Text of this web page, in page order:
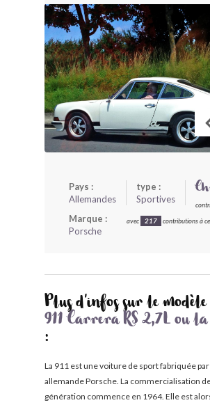
MODÈLES ET
COMMENT
Pays :
Allemandes
type :
Sportives
Marque :
Porsche
avec 217 contributions à
Plus d'infos sur le modèle
911 Carrera RS 2,7L ou
:
La 911 est une voiture de sport fabriquée
allemande Porsche. La commercialisation
génération commence en 1964. Elle est